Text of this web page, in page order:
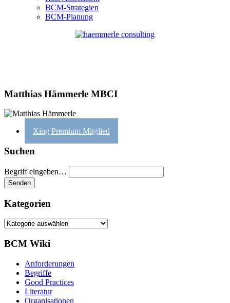
BCM-Strategien
BCM-Planung
Matthias Hämmerle MBCI
Xing Premium Mitglied
Suchen
Begriff eingeben…
Kategorien
Kategorien
BCM Wiki
Anforderungen
Begriffe
Good Practices
Literatur
Organisationen